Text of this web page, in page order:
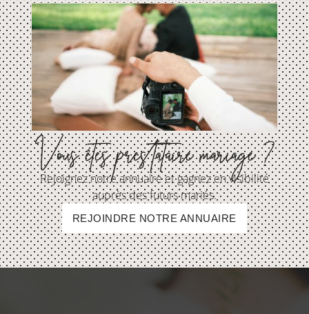
Vous êtes prestataire mariage ?
Rejoignez notre annuaire et gagnez en visibilité
auprès des futurs mariés.
REJOINDRE NOTRE ANNUAIRE